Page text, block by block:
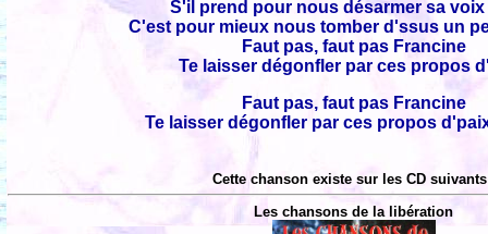
S'il prend pour nous désarmer sa voix
C'est pour mieux nous tomber d'ssus un
Faut pas, faut pas Francine
Te laisser dégonfler par ces propos
Faut pas, faut pas Francine
Te laisser dégonfler par ces propos
Cette chanson existe sur les CD
Les chansons de la libération